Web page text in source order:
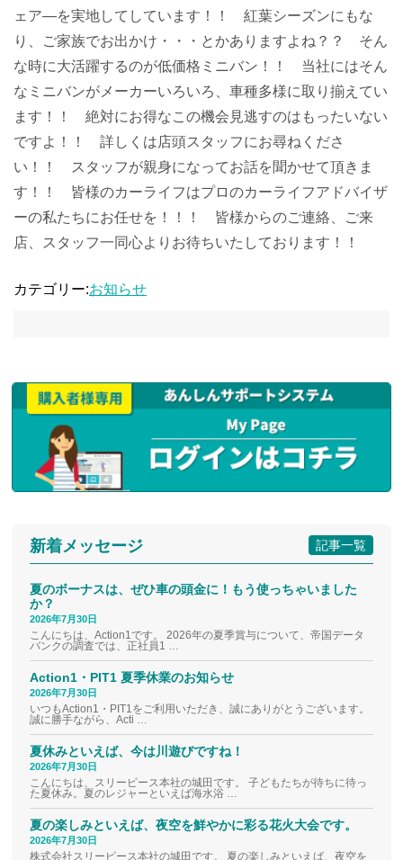
ェア―を実地してしています！！ 紅葉シーズンにもな
り、ご家族でお出かけ・・・とかありますよね？？ そん
な時に大活躍するのが低価格ミニバン！！ 当社にはそん
なミニバンがメーカーいろいろ、車種多様に取り揃えてい
ます！！ 絶対にお得なこの機会見逃すのはもったいない
ですよ！！ 詳しくは店頭スタッフにお尋ねくださ
い！！ スタッフが親身になってお話を聞かせて頂きま
す！！ 皆様のカーライフはプロのカーライフアドバイザ
ーの私たちにお任せを！！！ 皆様からのご連絡、ご来
店、スタッフ一同心よりお待ちいたしております！！
カテゴリー:お知らせ
記事一覧
新着メッセージ
夏のボーナスは、ぜひ車の頭金に！もう使っちゃいました
か？
2026年7月30日
こんにちは、Action1です。 2026年の夏季賞与について、帝国データ
バンクの調査では、正社員1 …
Action1・PIT1 夏季休業のお知らせ
2026年7月30日
いつもAction1・PIT1をご利用いただき、誠にありがとうございます。
誠に勝手ながら、Acti …
夏休みといえば、今は川遊びですね！
2026年7月30日
こんにちは、スリーピース本社の城田です。 子どもたちが待ちに待っ
た夏休み。夏のレジャーといえば海水浴 …
夏の楽しみといえば、夜空を鮮やかに彩る花火大会です。
2026年7月30日
株式会社スリーピース本社の城田です。 夏の楽しみといえば、夜空を